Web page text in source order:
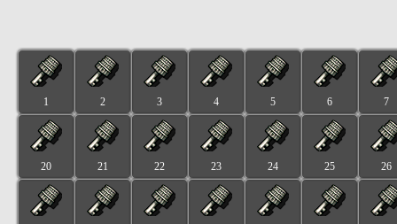
1 2 3 4 5 6 7
20 21 22 23 24 25 26